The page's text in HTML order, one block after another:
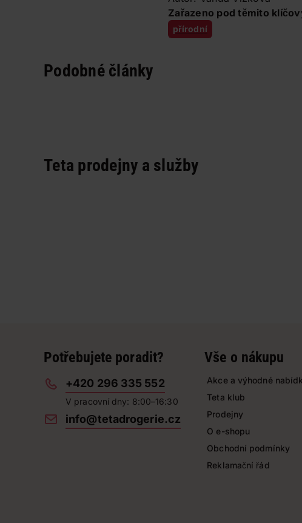
Zařazeno pod těmito
přírodní
Podobné články
Teta prodejny a služby
Potřebujete poradit?
+420 296 335 552
V pracovní dny: 8:00–16:30
info@tetadrogerie.cz
Vše o nákupu
Akce a výhodné
Teta klub
Prodejny
O e-shopu
Obchodní podmínky
Reklamační řád